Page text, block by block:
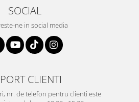
ranilor;
aceasta devine mai luminoasa si
extern.
acestui produs de către persoanele
compoziție sau de către persoanele
SOCIAL
ne in social media
CLIENTI
nr. de telefon pentru clienti este